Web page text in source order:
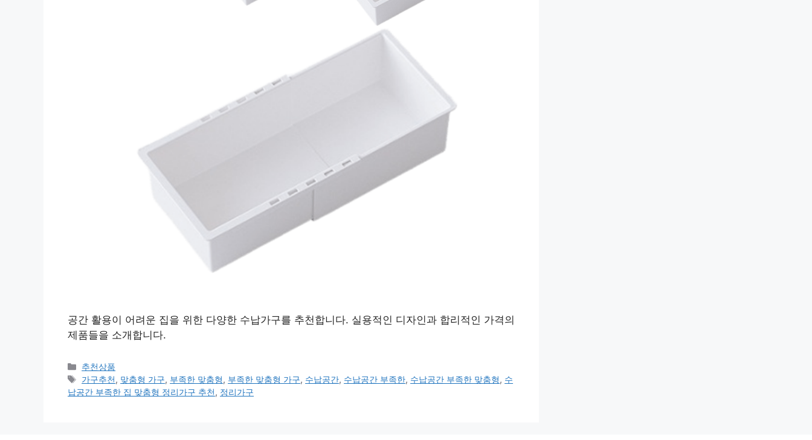
공간 활용이 어려운 집을 위한 다양한 수납가구를 추천합니다. 실용적인 디자인과 합리적인 가격의
제품들을 소개합니다.
카
테
고
추천상품
태
그
가구추천, 맞춤형 가구, 부족한 맞춤형, 부족한 맞춤형 가구, 수납공간, 수납공간 부족한, 수납공간 부족한 맞춤형, 수
납공간 부족한 집 맞춤형 정리가구 추천, 정리가구